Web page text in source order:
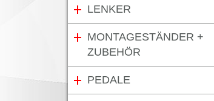
LENKER
MONTAGESTÄNDER +
ZUBEHÖR
PEDALE